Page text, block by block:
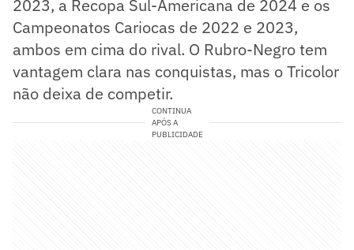
2023, a Recopa Sul-Americana de 2024 e os
Campeonatos Cariocas de 2022 e 2023,
ambos em cima do rival. O Rubro-Negro tem
vantagem clara nas conquistas, mas o Tricolor
não deixa de competir.
CONTINUA
APÓS A
PUBLICIDADE